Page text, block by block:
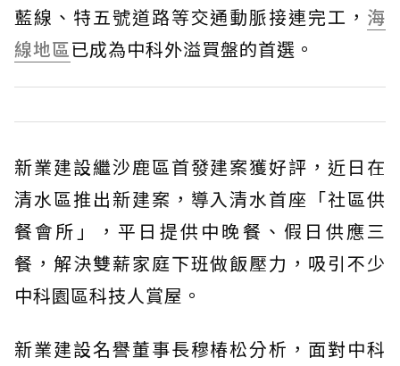
藍線、特五號道路等交通動脈接連完工， 海
線地區已成為中科外溢買盤的首選。
新業建設繼沙鹿區首發建案獲好評，近日在
清水區推出新建案，導入清水首座「社區供
餐會所」，平日提供中晚餐、假日供應三
餐，解決雙薪家庭下班做飯壓力，吸引不少
中科園區科技人賞屋。
新業建設名譽董事長穆椿松分析，面對中科